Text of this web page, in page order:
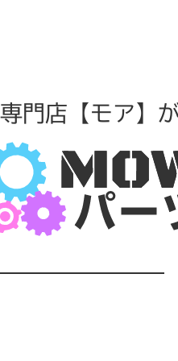
門店【モア】